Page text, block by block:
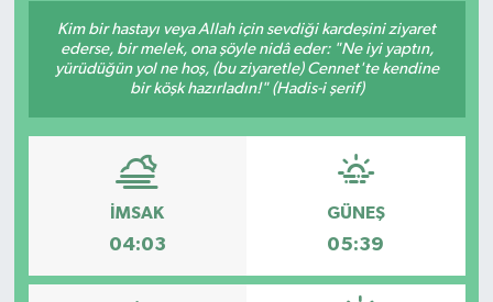
Kim bir hastayı veya Allah için sevdiği kardeşini ziyaret
ederse, bir melek, ona şöyle nidâ eder: "Ne iyi yaptın,
yürüdüğün yol ne hoş, (bu ziyaretle) Cennet'te kendine
bir köşk hazırladın!" (Hadis-i şerif)
İMSAK
04:03
GÜNEŞ
05:39